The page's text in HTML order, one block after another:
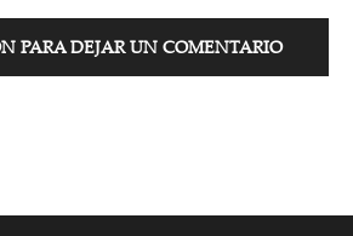
PARA DEJAR UN COMENTARIO